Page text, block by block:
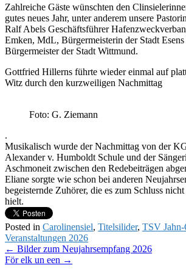
Zahlreiche Gäste wünschten den
gutes neues Jahr, unter anderem unsere
Ralf Abels Geschäftsführer
Emken, MdL, Bürgermeisterin der Stadt
Bürgermeister der Stadt Wittmund.
Gottfried Hillerns führte wieder einmal auf
Witz durch den kurzweiligen Nachmittag
Foto: G. Ziemann
.
Musikalisch wurde der Nachmittag von der
Alexander v. Humboldt Schule und der
Aschmoneit zwischen den Redebeiträgen
Eliane sorgte wie schon bei anderen
begeisternde Zuhörer, die es zum Schluss
hielt.
Posted in Carolinensiel, Titelsilider, TSV
Veranstaltungen 2026
Post
navigation
← Bilder zum Neujahrsempfang 2026
För elk un een →